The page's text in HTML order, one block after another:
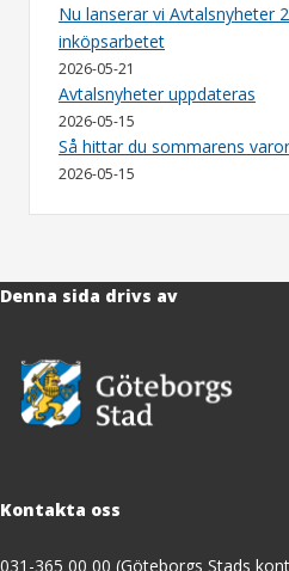
Nu lanserar vi Avtalsnyheter
inköpsarbetet
2026-05-21
Avtalsnyheter uppdateras
2026-05-15
Så hittar du sommarens varor
2026-05-15
Denna sida drivs av
Kontakta oss
031-365 00 00 (Göteborgs Stads